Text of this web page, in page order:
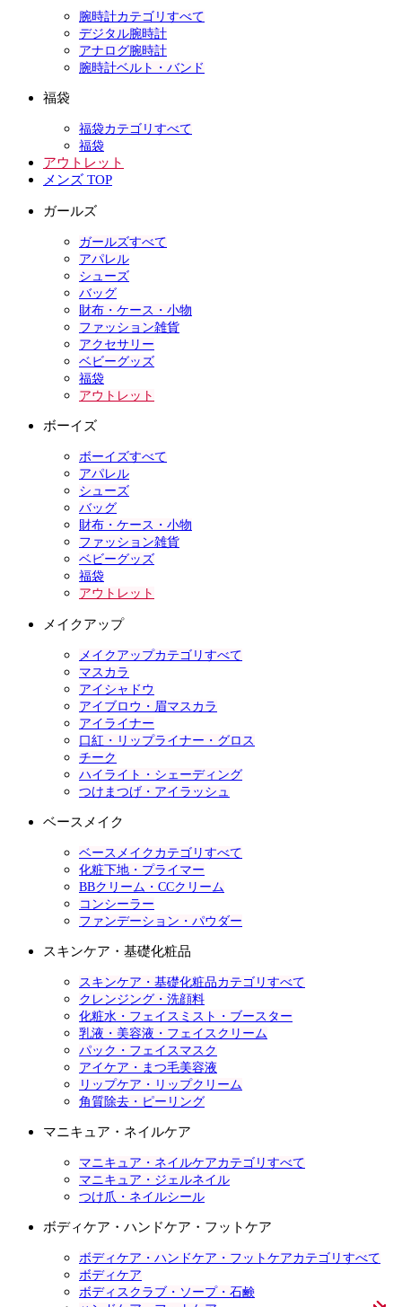
腕時計カテゴリすべて
デジタル腕時計
アナログ腕時計
腕時計ベルト・バンド
福袋
福袋カテゴリすべて
福袋
アウトレット
メンズ TOP
ガールズ
ガールズすべて
アパレル
シューズ
バッグ
財布・ケース・小物
ファッション雑貨
アクセサリー
ベビーグッズ
福袋
アウトレット
ボーイズ
ボーイズすべて
アパレル
シューズ
バッグ
財布・ケース・小物
ファッション雑貨
ベビーグッズ
福袋
アウトレット
メイクアップ
メイクアップカテゴリすべて
マスカラ
アイシャドウ
アイブロウ・眉マスカラ
アイライナー
口紅・リップライナー・グロス
チーク
ハイライト・シェーディング
つけまつげ・アイラッシュ
ベースメイク
ベースメイクカテゴリすべて
化粧下地・プライマー
BBクリーム・CCクリーム
コンシーラー
ファンデーション・パウダー
スキンケア・基礎化粧品
スキンケア・基礎化粧品カテゴリすべて
クレンジング・洗顔料
化粧水・フェイスミスト・ブースター
乳液・美容液・フェイスクリーム
パック・フェイスマスク
アイケア・まつ毛美容液
リップケア・リップクリーム
角質除去・ピーリング
マニキュア・ネイルケア
マニキュア・ネイルケアカテゴリすべて
マニキュア・ジェルネイル
つけ爪・ネイルシール
ボディケア・ハンドケア・フットケア
ボディケア・ハンドケア・フットケアカテゴリすべて
ボディケア
ボディスクラブ・ソープ・石鹸